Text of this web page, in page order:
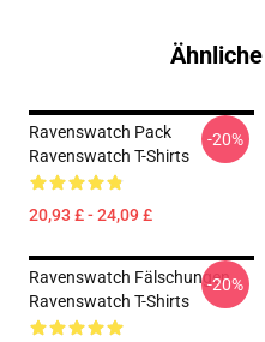
Ravenswatch Pack
Ravenswatch T-Shirts
20,93 £ - 24,09 £
-20%
Ravenswatch Fälschungen
Ravenswatch T-Shirts
-20%